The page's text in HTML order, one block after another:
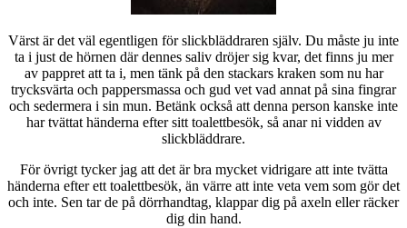
Värst är det väl egentligen för slickbläddraren själv. Du måste ju inte
ta i just de hörnen där dennes saliv dröjer sig kvar, det finns ju mer
av pappret att ta i, men tänk på den stackars kraken som nu har
trycksvärta och pappersmassa och gud vet vad annat på sina fingrar
och sedermera i sin mun. Betänk också att denna person kanske inte
har tvättat händerna efter sitt toalettbesök, så anar ni vidden av
slickbläddrare.
För övrigt tycker jag att det är bra mycket vidrigare att inte tvätta
händerna efter ett toalettbesök, än värre att inte veta vem som gör det
och inte. Sen tar de på dörrhandtag, klappar dig på axeln eller räcker
dig din hand.